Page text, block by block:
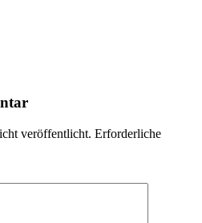
veröffentlicht. Erforderliche